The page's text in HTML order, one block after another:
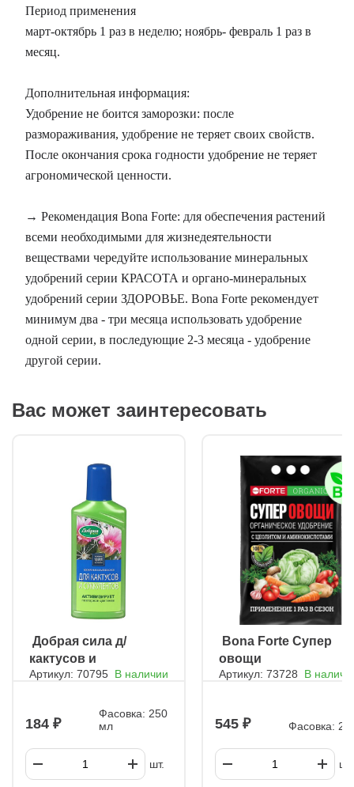
Период применения
март-октябрь 1 раз в неделю; ноябрь- февраль 1 раз в
месяц.
Дополнительная информация:
Удобрение не боится заморозки: после
размораживания, удобрение не теряет своих свойств.
После окончания срока годности удобрение не теряет
агрономической ценности.
→ Рекомендация Bona Forte: для обеспечения растений
всеми необходимыми для жизнедеятельности
веществами чередуйте использование минеральных
удобрений серии КРАСОТА и органо-минеральных
удобрений серии ЗДОРОВЬЕ. Bona Forte рекомендует
минимум два - три месяца использовать удобрение
одной серии, в последующие 2-3 месяца - удобрение
другой серии.
Вас может заинтересовать
ㅤ Добрая сила д/
кактусов и
суккулентов
Артикул: 70795 В наличии
184
Фасовка: 250
мл
шт.
ㅤ Bona Forte Супер
овощи
Артикул: 73728 В
545 Фасовка: 2
шт.